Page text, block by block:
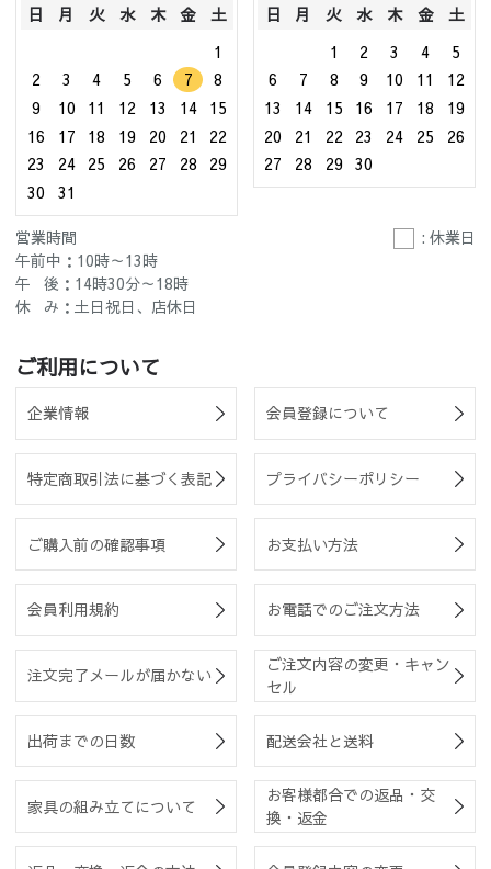
日 月 火 水 木 金
土
1
2
3 4 5 6 7
8
9
10 11 12 13 14
15
16
17 18 19 20 21
22
23
24 25 26 27 28
29
30
31
日 月 火 水 木 金
土
1
2 3 4
5
6
7 8 9 10 11
12
13
14 15 16 17 18
19
20
21 22 23 24 25
26
27
28 29 30
営業時間
: 休業日
午前中：10時～13時
午 後：14時30分～18時
休 み：土日祝日、店休日
ご利用について
企業情報 会員登録について
特定商取引法に基づく表記 プライバシーポリシー
ご購入前の確認事項 お支払い方法
会員利用規約 お電話でのご注文方法
注文完了メールが届かない
ご注文内容の変更・キャン
セル
出荷までの日数 配送会社と送料
家具の組み立てについて
お客様都合での返品・交
換・返金